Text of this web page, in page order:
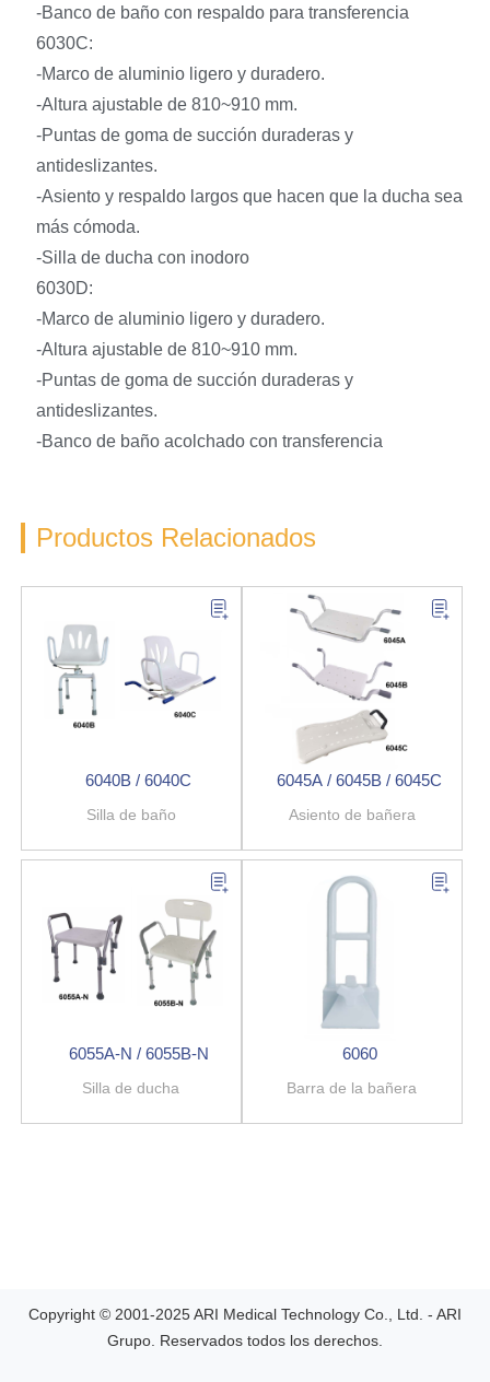
-Banco de baño con respaldo para transferencia
6030C:
-Marco de aluminio ligero y duradero.
-Altura ajustable de 810~910 mm.
-Puntas de goma de succión duraderas y
antideslizantes.
-Asiento y respaldo largos que hacen que la ducha sea
más cómoda.
-Silla de ducha con inodoro
6030D:
-Marco de aluminio ligero y duradero.
-Altura ajustable de 810~910 mm.
-Puntas de goma de succión duraderas y
antideslizantes.
-Banco de baño acolchado con transferencia
Productos Relacionados
6040B / 6040C
Silla de baño
6045A / 6045B / 6045C
Asiento de bañera
6055A-N / 6055B-N
Silla de ducha
6060
Barra de la bañera
Copyright © 2001-2025 ARI Medical Technology Co., Ltd. - ARI
Grupo. Reservados todos los derechos.